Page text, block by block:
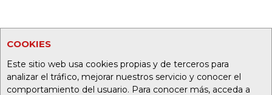
COOKIES
Este sitio web usa cookies propias y de terceros para
analizar el tráfico, mejorar nuestros servicio y conocer el
comportamiento del usuario. Para conocer más, acceda a